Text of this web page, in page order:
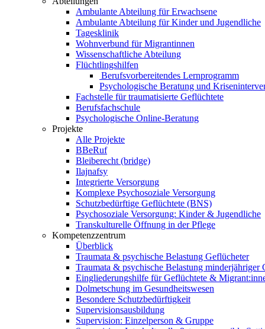
Ambulante Abteilung für Erwachsene
Ambulante Abteilung für Kinder und Jugendliche
Tagesklinik
Wohnverbund für Migrantinnen
Wissenschaftliche Abteilung
Flüchtlingshilfen
Berufsvorbereitendes Lernprogramm
Psychologische Beratung und
Fachstelle für traumatisierte Geflüchtete
Berufsfachschule
Psychologische Online-Beratung
Projekte
Alle Projekte
BBeRuf
Bleiberecht (bridge)
Ilajnafsy
Integrierte Versorgung
Komplexe Psychosoziale Versorgung
Schutzbedürftige Geflüchtete (BNS)
Psychosoziale Versorgung: Kinder & Jugendliche
Transkulturelle Öffnung in der Pflege
Kompetenzzentrum
Überblick
Traumata & psychische Belastung Geflücheter
Traumata & psychische Belastung minderjähriger
Eingliederungshilfe für Geflüchtete &
Dolmetschung im Gesundheitswesen
Besondere Schutzbedürftigkeit
Supervisionsausbildung
Supervision: Einzelperson & Gruppe